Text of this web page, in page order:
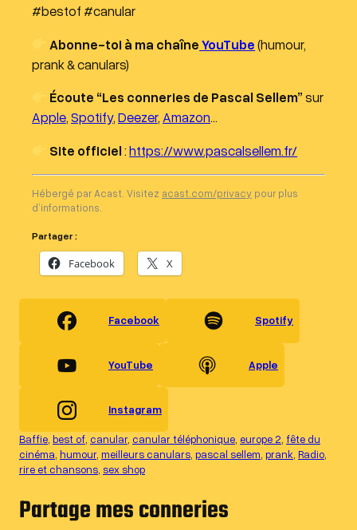
#bestof #canular
Abonne-toi à ma chaîneYouTube(humour,
prank & canulars)
Écoute “Les conneries de Pascal Sellem”sur
Apple,Spotify,Deezer,Amazon…
Site officiel:https://www.pascalsellem.fr/
Hébergé par Acast. Visitez acast.com/privacy pour plus
d’informations.
Partager :
Facebook X
Facebook Spotify
YouTube Apple
Instagram
Baffie best of canular canular téléphonique europe 2 fête du
cinéma humour meilleurs canulars pascal sellem prank Radio
rire et chansons sex shop
Partage mes conneries